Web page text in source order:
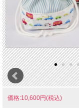
価格:10,600円(税込)